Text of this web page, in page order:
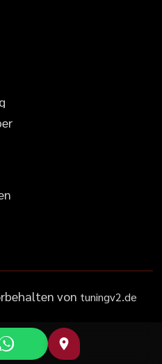
g
er
n
von tuningv2.de